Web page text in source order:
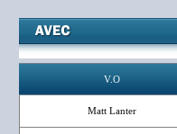
V.O
Matt Lanter